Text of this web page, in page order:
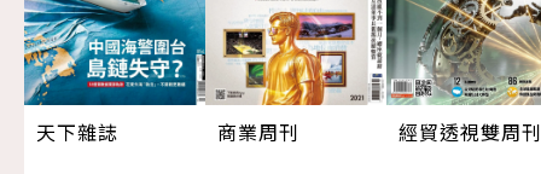
天下雜誌
商業周刊
經貿透視雙周刊